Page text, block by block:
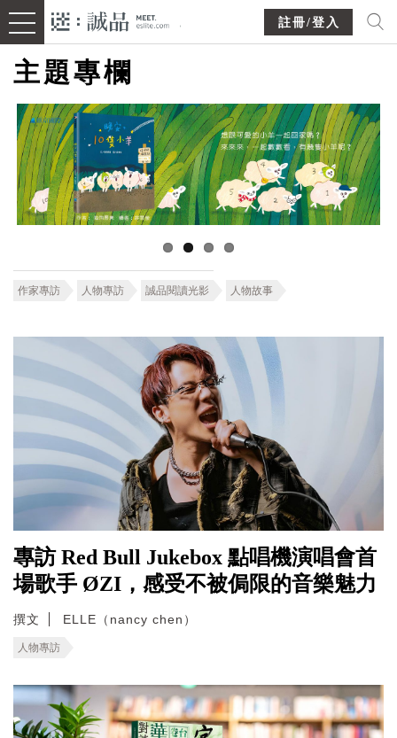
註冊/登入
主題專欄
作家專訪 人物專訪 誠品閱讀光影 人物故事
專訪 Red Bull Jukebox 點唱機演唱會首
場歌手 ØZI，感受不被侷限的音樂魅力
撰文 ELLE（nancy chen）
人物專訪